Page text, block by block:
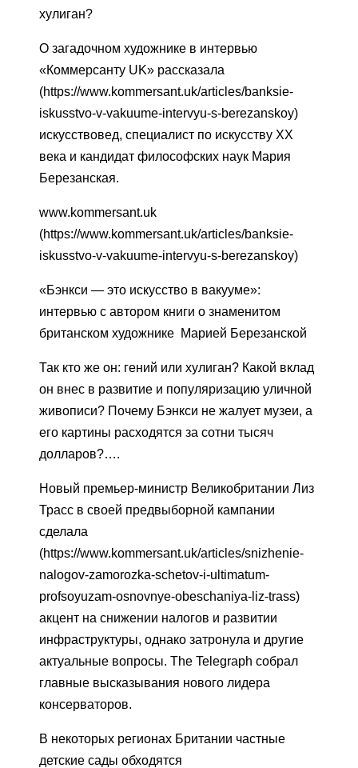
хулиган?
О загадочном художнике в интервью
«Коммерсанту UK» рассказала
(https://www.kommersant.uk/articles/banksie-
iskusstvo-v-vakuume-intervyu-s-berezanskoy)
искусствовед, специалист по искусству XX
века и кандидат философских наук Мария
Березанская.
www.kommersant.uk
(https://www.kommersant.uk/articles/banksie-
iskusstvo-v-vakuume-intervyu-s-berezanskoy)
«Бэнкси — это искусство в вакууме»:
интервью с автором книги о знаменитом
британском художнике Марией Березанской
Так кто же он: гений или хулиган? Какой вклад
он внес в развитие и популяризацию уличной
живописи? Почему Бэнкси не жалует музеи, а
его картины расходятся за сотни тысяч
долларов?….
Новый премьер-министр Великобритании Лиз
Трасс в своей предвыборной кампании
сделала
(https://www.kommersant.uk/articles/snizhenie-
nalogov-zamorozka-schetov-i-ultimatum-
profsoyuzam-osnovnye-obeschaniya-liz-trass)
акцент на снижении налогов и развитии
инфраструктуры, однако затронула и другие
актуальные вопросы. The Telegraph собрал
главные высказывания нового лидера
консерваторов.
В некоторых регионах Британии частные
детские сады обходятся